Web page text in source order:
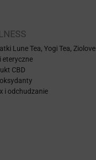
Lune Tea, Yogi Tea, Ziolove
eteryczne
CBD
i odchudzanie